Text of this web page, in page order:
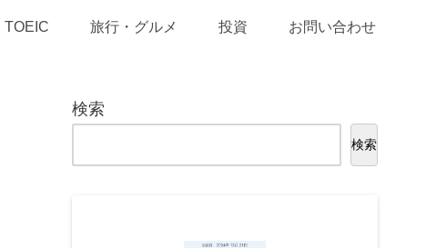
TOEIC 旅行・グルメ 投資 お問い合わせ
検索
検索